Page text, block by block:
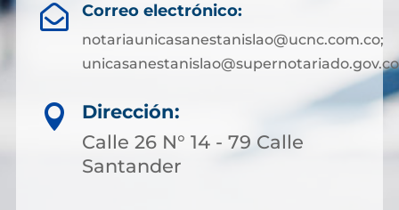
 Correo electrónico:
notariaunicasanestanislao@ucnc.com.co;
unicasanestanislao@supernotariado.gov.co

Dirección:
Calle 26 N° 14 - 79 Calle
Santander